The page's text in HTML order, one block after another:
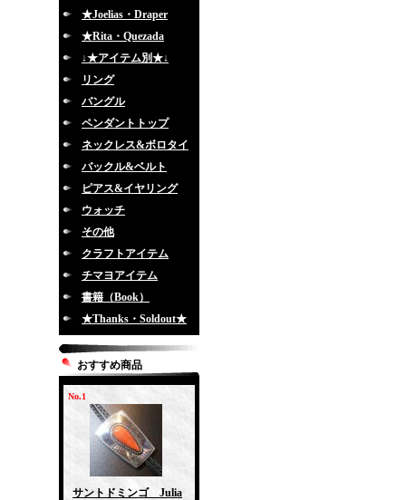
★Joelias・Draper
★Rita・Quezada
↓★アイテム別★↓
リング
バングル
ペンダントトップ
ネックレス&ボロタイ
バックル&ベルト
ピアス&イヤリング
ウォッチ
その他
クラフトアイテム
チマヨアイテム
書籍（Book）
★Thanks・Soldout★
おすすめ商品
No.1
サントドミンゴ Julia